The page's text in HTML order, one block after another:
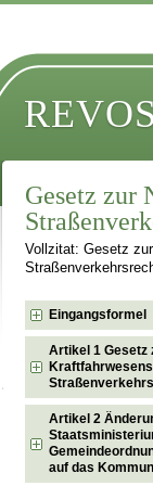
Gesetz zur
Vollzitat: Gesetz
Eingangsformel
Artikel 1 Gesetz
Artikel 2
auf das